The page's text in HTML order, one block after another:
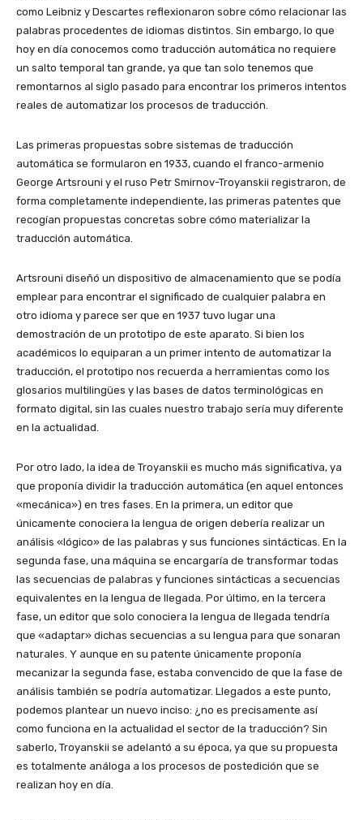
como Leibniz y Descartes reflexionaron sobre cómo relacionar las
palabras procedentes de idiomas distintos. Sin embargo, lo que
hoy en día conocemos como traducción automática no requiere
un salto temporal tan grande, ya que tan solo tenemos que
remontarnos al siglo pasado para encontrar los primeros intentos
reales de automatizar los procesos de traducción.
Las primeras propuestas sobre sistemas de traducción
automática se formularon en 1933, cuando el franco-armenio
George Artsrouni y el ruso Petr Smirnov-Troyanskii registraron, de
forma completamente independiente, las primeras patentes que
recogían propuestas concretas sobre cómo materializar la
traducción automática.
Artsrouni diseñó un dispositivo de almacenamiento que se podía
emplear para encontrar el significado de cualquier palabra en
otro idioma y parece ser que en 1937 tuvo lugar una
demostración de un prototipo de este aparato. Si bien los
académicos lo equiparan a un primer intento de automatizar la
traducción, el prototipo nos recuerda a herramientas como los
glosarios multilingües y las bases de datos terminológicas en
formato digital, sin las cuales nuestro trabajo sería muy diferente
en la actualidad.
Por otro lado, la idea de Troyanskii es mucho más significativa, ya
que proponía dividir la traducción automática (en aquel entonces
«mecánica») en tres fases. En la primera, un editor que
únicamente conociera la lengua de origen debería realizar un
análisis «lógico» de las palabras y sus funciones sintácticas. En la
segunda fase, una máquina se encargaría de transformar todas
las secuencias de palabras y funciones sintácticas a secuencias
equivalentes en la lengua de llegada. Por último, en la tercera
fase, un editor que solo conociera la lengua de llegada tendría
que «adaptar» dichas secuencias a su lengua para que sonaran
naturales. Y aunque en su patente únicamente proponía
mecanizar la segunda fase, estaba convencido de que la fase de
análisis también se podría automatizar. Llegados a este punto,
podemos plantear un nuevo inciso: ¿no es precisamente así
como funciona en la actualidad el sector de la traducción? Sin
saberlo, Troyanskii se adelantó a su época, ya que su propuesta
es totalmente análoga a los procesos de postedición que se
realizan hoy en día.